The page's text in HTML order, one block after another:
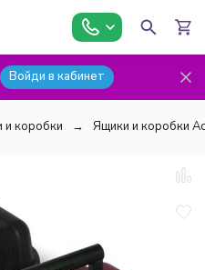
Войди в кабинет
и коробки Ящики и коробки